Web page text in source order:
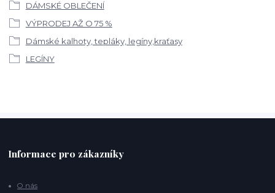
DÁMSKÉ OBLEČENÍ
VÝPRODEJ AŽ O 75 %
Dámské kalhoty, tepláky, legíny,kraťasy
LEGÍNY
Informace pro zákazníky
O nás